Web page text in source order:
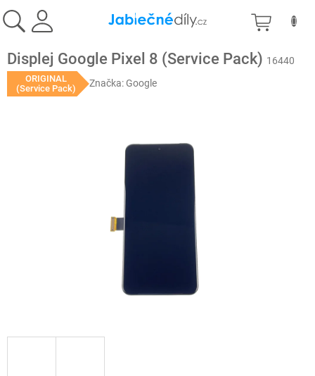
na
obsah
Displej Google Pixel 8 (Service Pack) 16440
ORIGINAL
(Service Pack)
Značka: Google